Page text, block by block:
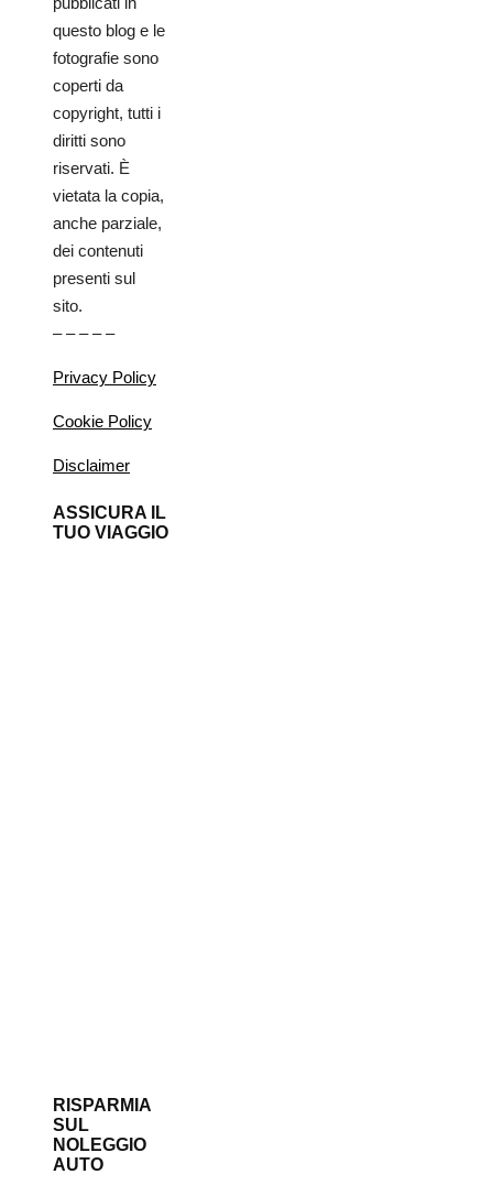
questo blog e le
fotografie sono
coperti da
copyright, tutti i
diritti sono
riservati. È
vietata la copia,
anche parziale,
dei contenuti
presenti sul
sito.
– – – – –
Privacy Policy
Cookie Policy
Disclaimer
ASSICURA IL
TUO VIAGGIO
RISPARMIA
SUL
NOLEGGIO
AUTO